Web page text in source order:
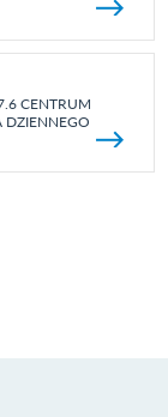
CENTRUM
DZIENNEGO